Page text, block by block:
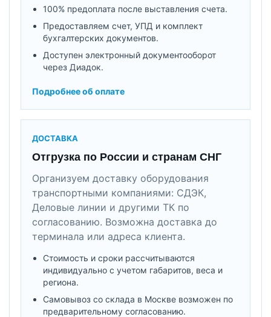
100% предоплата после выставления счета.
Предоставляем счет, УПД и комплект
бухгалтерских документов.
Доступен электронный документооборот
через Диадок.
Подробнее об оплате
ДОСТАВКА
Отгрузка по России и странам СНГ
Организуем доставку оборудования
транспортными компаниями: СДЭК,
Деловые линии и другими ТК по
согласованию. Возможна доставка до
терминала или адреса клиента.
Стоимость и сроки рассчитываются
индивидуально с учетом габаритов, веса и
региона.
Самовывоз со склада в Москве возможен по
предварительному согласованию.